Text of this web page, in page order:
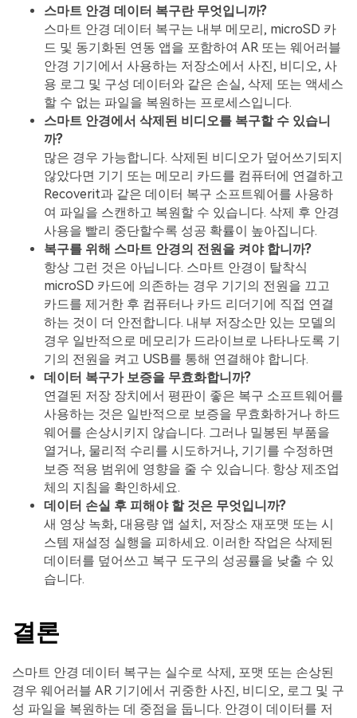
스마트 안경 데이터 복구란 무엇입니까?
스마트 안경 데이터 복구는 내부 메모리, microSD 카
드 및 동기화된 연동 앱을 포함하여 AR 또는 웨어러블
안경 기기에서 사용하는 저장소에서 사진, 비디오, 사
용 로그 및 구성 데이터와 같은 손실, 삭제 또는 액세스
할 수 없는 파일을 복원하는 프로세스입니다.
스마트 안경에서 삭제된 비디오를 복구할 수 있습니
까?
많은 경우 가능합니다. 삭제된 비디오가 덮어쓰기되지
않았다면 기기 또는 메모리 카드를 컴퓨터에 연결하고
Recoverit과 같은 데이터 복구 소프트웨어를 사용하
여 파일을 스캔하고 복원할 수 있습니다. 삭제 후 안경
사용을 빨리 중단할수록 성공 확률이 높아집니다.
복구를 위해 스마트 안경의 전원을 켜야 합니까?
항상 그런 것은 아닙니다. 스마트 안경이 탈착식
microSD 카드에 의존하는 경우 기기의 전원을 끄고
카드를 제거한 후 컴퓨터나 카드 리더기에 직접 연결
하는 것이 더 안전합니다. 내부 저장소만 있는 모델의
경우 일반적으로 메모리가 드라이브로 나타나도록 기
기의 전원을 켜고 USB를 통해 연결해야 합니다.
데이터 복구가 보증을 무효화합니까?
연결된 저장 장치에서 평판이 좋은 복구 소프트웨어를
사용하는 것은 일반적으로 보증을 무효화하거나 하드
웨어를 손상시키지 않습니다. 그러나 밀봉된 부품을
열거나, 물리적 수리를 시도하거나, 기기를 수정하면
보증 적용 범위에 영향을 줄 수 있습니다. 항상 제조업
체의 지침을 확인하세요.
데이터 손실 후 피해야 할 것은 무엇입니까?
새 영상 녹화, 대용량 앱 설치, 저장소 재포맷 또는 시
스템 재설정 실행을 피하세요. 이러한 작업은 삭제된
데이터를 덮어쓰고 복구 도구의 성공률을 낮출 수 있
습니다.
결론
스마트 안경 데이터 복구는 실수로 삭제, 포맷 또는 손상된
경우 웨어러블 AR 기기에서 귀중한 사진, 비디오, 로그 및 구
성 파일을 복원하는 데 중점을 둡니다. 안경이 데이터를 저